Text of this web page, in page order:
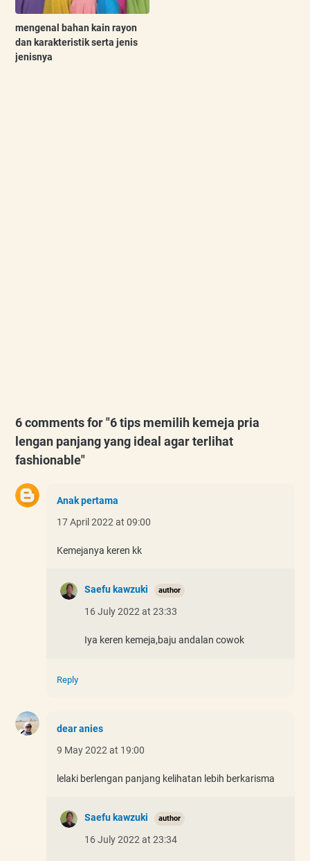
mengenal bahan kain rayon
dan karakteristik serta jenis
jenisnya
6 comments for "6 tips memilih kemeja pria
lengan panjang yang ideal agar terlihat
fashionable"
Anak pertama
17 April 2022 at 09:00
Kemejanya keren kk
Saefu kawzuki
16 July 2022 at 23:33
Iya keren kemeja,baju andalan cowok
Reply
dear anies
9 May 2022 at 19:00
lelaki berlengan panjang kelihatan lebih berkarisma
Saefu kawzuki
16 July 2022 at 23:34